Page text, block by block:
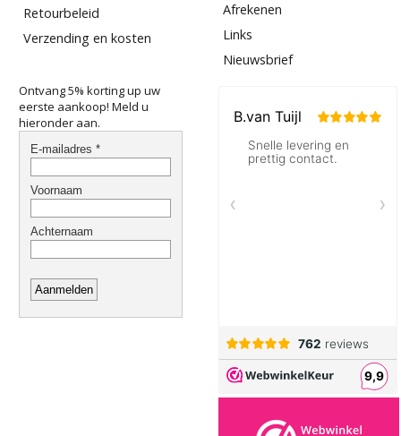
Retourbeleid
Verzending en kosten
Afrekenen
Links
Nieuwsbrief
Ontvang 5% korting up uw
eerste aankoop! Meld u
hieronder aan.